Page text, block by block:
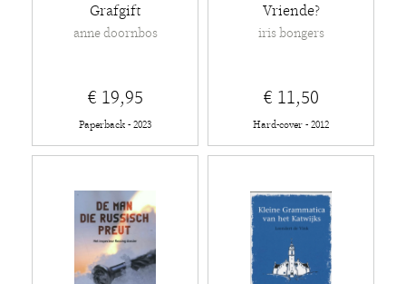
Grafgift
anne doornbos
€ 19,95
Paperback - 2023
Vriende?
iris bongers
€ 11,50
Hard-cover - 2012